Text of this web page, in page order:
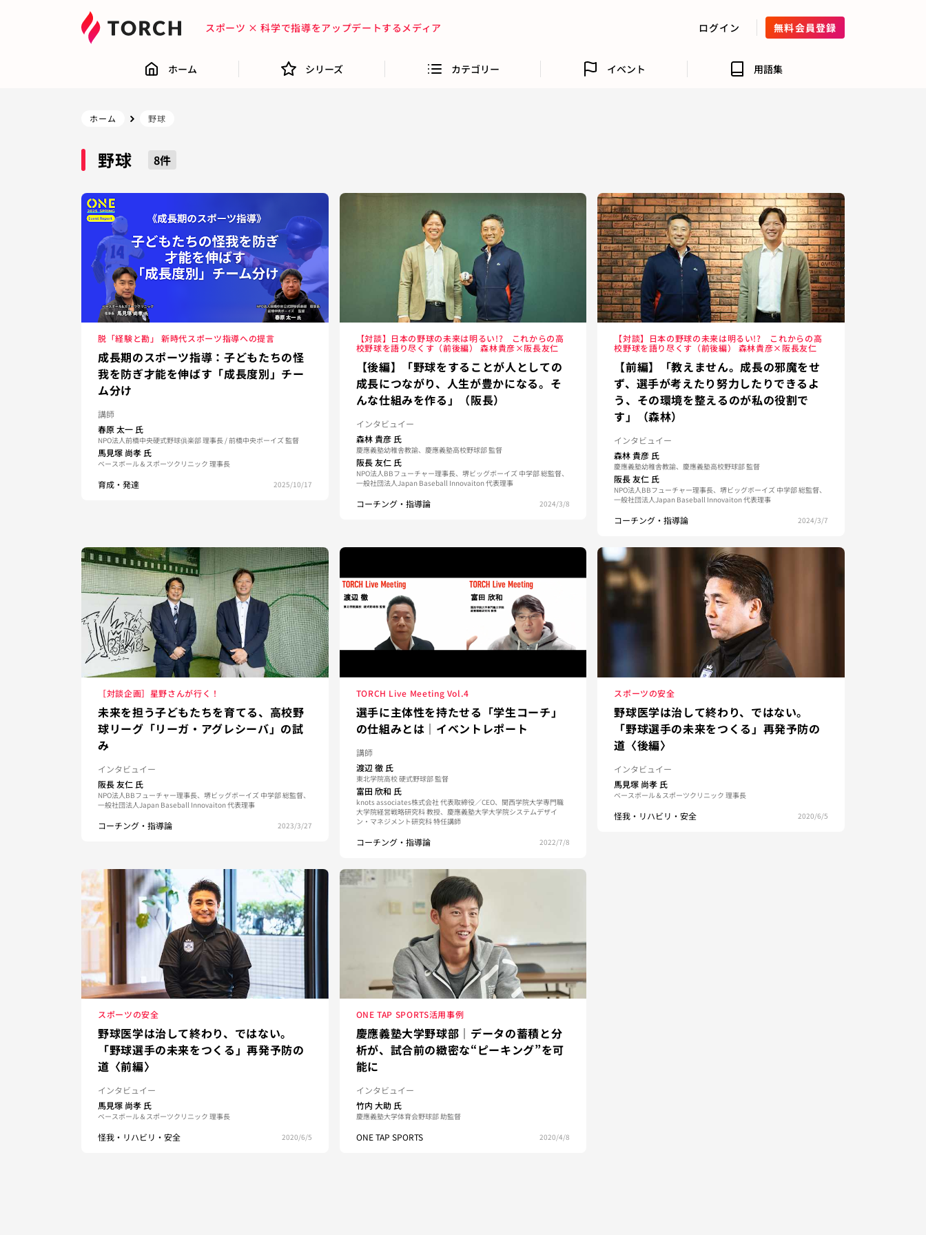
ログイン 無料会員登録
スポーツ × 科学で指導をアップデートするメディア
ホーム 野球
野球 8件
脱「経験と勘」 新時代スポーツ指導への提言
成長期のスポーツ指導：子どもたちの怪
我を防ぎ才能を伸ばす「成長度別」チー
ム分け
講師
春原 太一 氏
NPO法人前橋中央硬式野球俱楽部 理事長 / 前橋中央ボーイズ 監督
馬見塚 尚孝 氏
ベースボール＆スポーツクリニック 理事長
育成・発達 2025/10/17
【対談】日本の野球の未来は明るい!? これからの高
校野球を語り尽くす（前後編） 森林貴彦×阪長友仁
【後編】「野球をすることが人としての
成長につながり、人生が豊かになる。そ
んな仕組みを作る」（阪長）
インタビュイー
森林 貴彦氏
慶應義塾幼稚舎教諭、慶應義塾高校野球部 監督
阪長 友仁 氏
NPO法人BBフューチャー理事長、堺ビッグボーイズ 中学部 総監督、
一般社団法人Japan Baseball Innovaiton 代表理事
コーチング・指導論 2024/3/8
【対談】日本の野球の未来は明るい!? これからの高
校野球を語り尽くす（前後編） 森林貴彦×阪長友仁
【前編】「教えません。成長の邪魔をせ
ず、選手が考えたり努力したりできるよ
う、その環境を整えるのが私の役割で
す」（森林）
インタビュイー
森林 貴彦 氏
慶應義塾幼稚舎教諭、慶應義塾高校野球部 監督
阪長 友仁 氏
NPO法人BBフューチャー理事長、堺ビッグボーイズ 中学部 総監督、
一般社団法人Japan Baseball Innovaiton 代表理事
コーチング・指導論 2024/3/7
［対談企画］星野さんが行く！
未来を担う子どもたちを育てる、高校野
球リーグ「リーガ・アグレシーバ」の試
み
インタビュイー
阪長 友仁 氏
NPO法人BBフューチャー理事長、堺ビッグボーイズ 中学部 総監督、
一般社団法人Japan Baseball Innovaiton 代表理事
コーチング・指導論 2023/3/27
TORCH Live Meeting Vol.4
選手に主体性を持たせる「学生コーチ」
の仕組みとは｜イベントレポート
講師
渡辺 徹氏
東北学院高校 硬式野球部 監督
富田 欣和 氏
knots associates株式会社 代表取締役／CEO、関西学院大学専門職
大学院経営戦略研究科 教授、慶應義塾大学大学院システムデザイ
ン・マネジメント研究科 特任講師
コーチング・指導論 2022/7/8
スポーツの安全
野球医学は治して終わり、ではない。
「野球選手の未来をつくる」再発予防の
道〈後編〉
インタビュイー
馬見塚 尚孝 氏
ベースボール＆スポーツクリニック 理事長
怪我・リハビリ・安全 2020/6/5
スポーツの安全
野球医学は治して終わり、ではない。
「野球選手の未来をつくる」再発予防の
道〈前編〉
インタビュイー
馬見塚 尚孝 氏
ベースボール＆スポーツクリニック 理事長
怪我・リハビリ・安全 2020/6/5
ONE TAP SPORTS活用事例
慶應義塾大学野球部｜データの蓄積と分
析が、試合前の緻密な“ピーキング”を可
能に
インタビュイー
竹内 大助氏
慶應義塾大学体育会野球部 助監督
ONE TAP SPORTS 2020/4/8
ホーム シリーズ カテゴリー イベント 用語集